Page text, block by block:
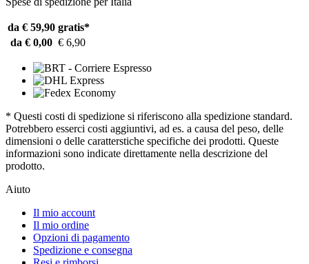
da € 59,90 gratis*
da € 0,00 € 6,90
* Questi costi di spedizione si riferiscono alla spedizione standard.
Potrebbero esserci costi aggiuntivi, ad es. a causa del peso, delle
dimensioni o delle caratterstiche specifiche dei prodotti. Queste
informazioni sono indicate direttamente nella descrizione del
prodotto.
Aiuto
Il mio account
Il mio ordine
Opzioni di pagamento
Spedizione e consegna